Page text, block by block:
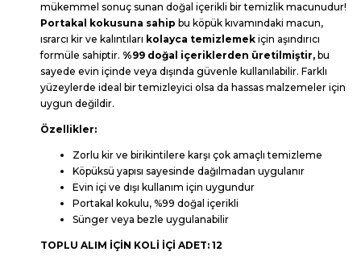
mükemmel sonuç sunan doğal içerikli bir temizlik macunudur!
Portakal kokusuna sahip bu köpük kıvamındaki macun,
ısrarcı kir ve kalıntıları kolayca temizlemek için aşındırıcı
formüle sahiptir. %99 doğal içeriklerden üretilmiştir, bu
sayede evin içinde veya dışında güvenle kullanılabilir. Farklı
yüzeylerde ideal bir temizleyici olsa da hassas malzemeler için
uygun değildir.
Özellikler:
Zorlu kir ve birikintilere karşı çok amaçlı temizleme
Köpüksü yapısı sayesinde dağılmadan uygulanır
Evin içi ve dışı kullanım için uygundur
Portakal kokulu, %99 doğal içerikli
Sünger veya bezle uygulanabilir
TOPLU ALIM İÇİN KOLİ İÇİ ADET: 12